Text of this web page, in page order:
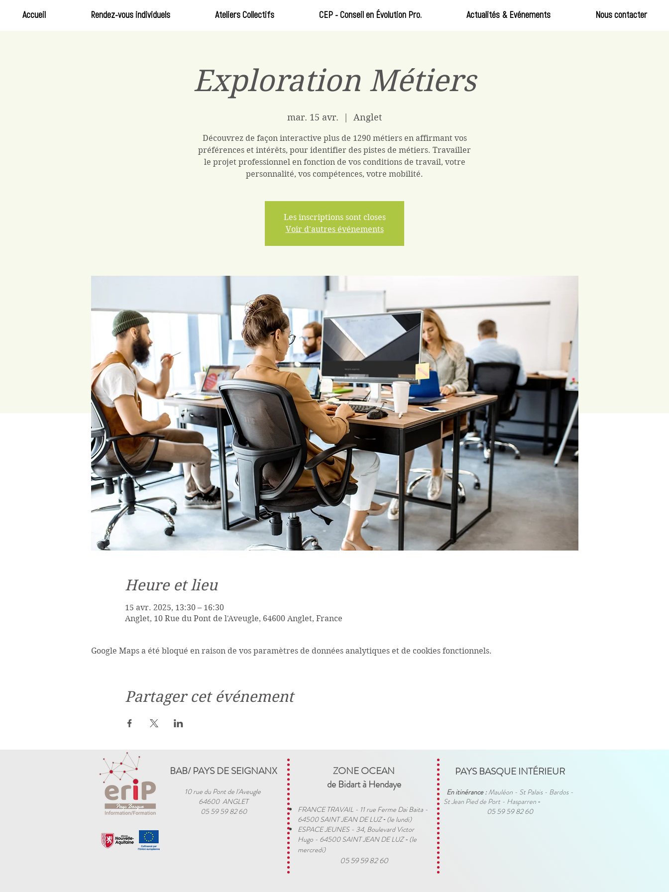
Accueil Rendez-vous individuels Ateliers Collectifs CEP - Conseil en Évolution Pro. Actualités & Evénements Nous contacter
Exploration Métiers
mar. 15 avr. Anglet
Découvrez de façon interactive plus de 1290 métiers en affirmant vos
préférences et intérêts, pour identifier des pistes de métiers. Travailler
le projet professionnel en fonction de vos conditions de travail, votre
personnalité, vos compétences, votre mobilité.
Les inscriptions sont closes
Voir d'autres événements
Heure et lieu
15 avr. 2025, 13:30 – 16:30
Anglet, 10 Rue du Pont de l'Aveugle, 64600 Anglet, France
Google Maps a été bloqué en raison de vos paramètres de données analytiques et de cookies fonctionnels.
Partager cet événement
BAB/ PAYS DE SEIGNANX
10 rue du Pont de l'Aveugle
64600 ANGLET
05 59 59 82 60
ZONE OCEAN
de Bidart à Hendaye​
FRANCE TRAVAIL - 11 rue Ferme Dai Baita -
64500 SAINT JEAN DE LUZ​ - (le lundi)
ESPACE JEUNES - 34, Boulevard Victor
Hugo - 64500 SAINT JEAN DE LUZ- (le
mercredi)
05 59 59 82 60
PAYS BASQUE INTÉRIEUR
En itinérance :Mauléon - St Palais - Bardos -
St Jean Pied de Port - Hasparren -
05 59 59 82 60